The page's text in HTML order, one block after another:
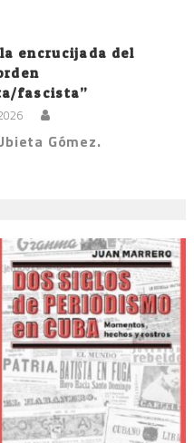
la encrucijada del
fascista”
Gómez.